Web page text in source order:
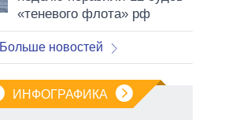
«теневого флота» рф
Больше новостей
ИНФОГРАФИКА